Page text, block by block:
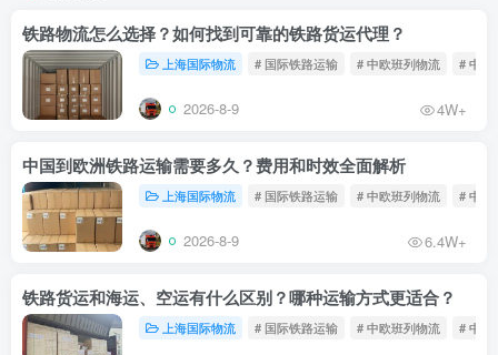
铁路物流怎么选择？如何找到可靠的铁路货运代理？
上海国际物流 # 国际铁路运输 # 中欧班列物流 # 中欧
2026-8-9 4W+
中国到欧洲铁路运输需要多久？费用和时效全面解析
上海国际物流 # 国际铁路运输 # 中欧班列物流 # 中欧
2026-8-9 6.4W+
铁路货运和海运、空运有什么区别？哪种运输方式更适合？
上海国际物流 # 国际铁路运输 # 中欧班列物流 # 中欧